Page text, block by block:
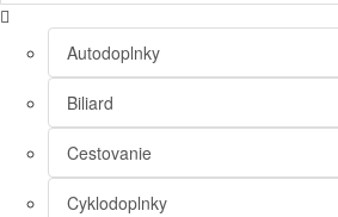
Autodoplnky
Biliard
Cestovanie
Cyklodoplnky